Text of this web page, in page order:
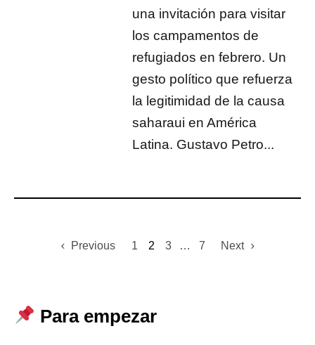
una invitación para visitar
los campamentos de
refugiados en febrero. Un
gesto político que refuerza
la legitimidad de la causa
saharaui en América
Latina. Gustavo Petro...
Previous 1 2 3 … 7 Next
Para empezar